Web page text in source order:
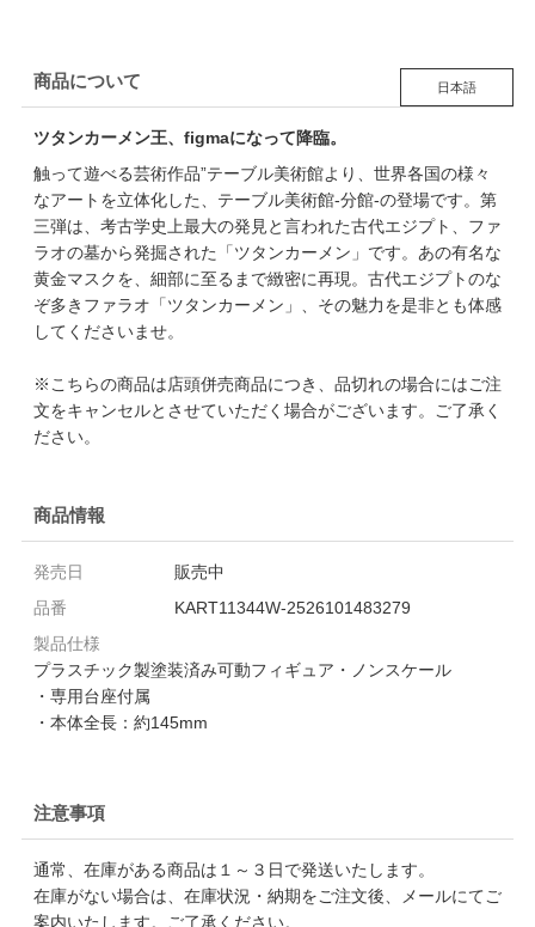
商品について 日本語
ツタンカーメン王、figmaになって降臨。
触って遊べる芸術作品”テーブル美術館より、世界各国の様々
なアートを立体化した、テーブル美術館-分館-の登場です。第
三弾は、考古学史上最大の発見と言われた古代エジプト、ファ
ラオの墓から発掘された「ツタンカーメン」です。あの有名な
黄金マスクを、細部に至るまで緻密に再現。古代エジプトのな
ぞ多きファラオ「ツタンカーメン」、その魅力を是非とも体感
してくださいませ。
※こちらの商品は店頭併売商品につき、品切れの場合にはご注
文をキャンセルとさせていただく場合がございます。ご了承く
ださい。
商品情報
発売日
販売中
品番
KART11344W-2526101483279
製品仕様
プラスチック製塗装済み可動フィギュア・ノンスケール
・専用台座付属
・本体全長：約145mm
注意事項
通常、在庫がある商品は１～３日で発送いたします。
在庫がない場合は、在庫状況・納期をご注文後、メールにてご
案内いたします。ご了承ください。